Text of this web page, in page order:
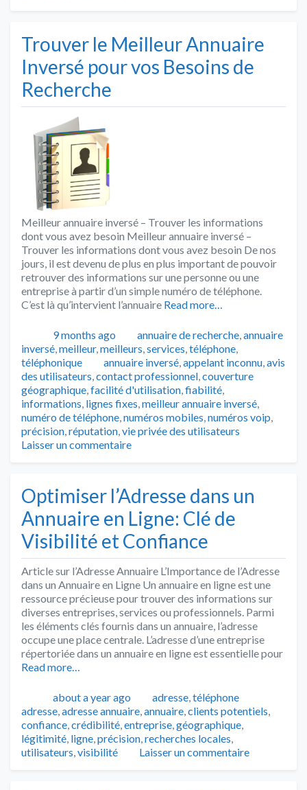
Trouver le Meilleur Annuaire
Inversé pour vos Besoins de
Recherche
Meilleur annuaire inversé – Trouver les informations
dont vous avez besoin Meilleur annuaire inversé –
Trouver les informations dont vous avez besoin De nos
jours, il est devenu de plus en plus important de pouvoir
retrouver des informations sur une personne ou une
entreprise à partir d’un simple numéro de téléphone.
C’est là qu’intervient l’annuaire Read more…
Publié9 months ago Catégories
annuaire de recherche,annuaire
inversé,meilleur,meilleurs,services,téléphone,
téléphonique
Tags
annuaire inversé,appelant inconnu,avis
des utilisateurs,contact professionnel,couverture
géographique,facilité d'utilisation,fiabilité,
informations, lignes fixes,meilleur annuaire inversé,
numéro de téléphone,numéros mobiles,numéros voip,
précision,réputation,vie privée des utilisateurs
Laisser un commentaire
Optimiser l’Adresse dans un
Annuaire en Ligne: Clé de
Visibilité et Confiance
Article sur l’Adresse Annuaire L’Importance de l’Adresse
dans un Annuaire en Ligne Un annuaire en ligne est une
ressource précieuse pour trouver des informations sur
diverses entreprises, services ou professionnels. Parmi
les éléments clés fournis dans un annuaire, l’adresse
occupe une place centrale. L’adresse d’une entreprise
répertoriée dans un annuaire en ligne est essentielle pour
Read more…
Publié
about a year ago Catégories
adresse,téléphone
adresse,adresse annuaire,annuaire,clients potentiels,
confiance,crédibilité,entreprise,géographique,
légitimité, ligne,précision,recherches locales,
utilisateurs,visibilité Laisser un commentaire